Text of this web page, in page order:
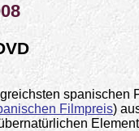
spanischen
Filmpreis)